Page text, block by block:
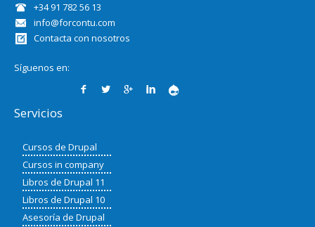
+34 91 782 56 13
info@forcontu.com
Contacta con nosotros
Síguenos en:
Servicios
Cursos de Drupal
Cursos in company
Libros de Drupal 11
Libros de Drupal 10
Asesoría de Drupal